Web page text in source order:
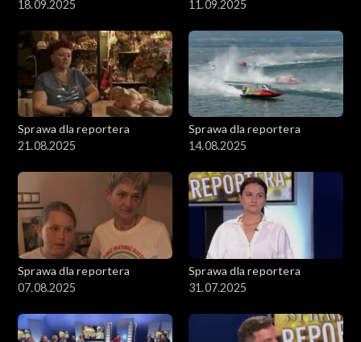
18.09.2025
11.09.2025
Sprawa dla reportera
21.08.2025
Sprawa dla reportera
14.08.2025
Sprawa dla reportera
07.08.2025
Sprawa dla reportera
31.07.2025